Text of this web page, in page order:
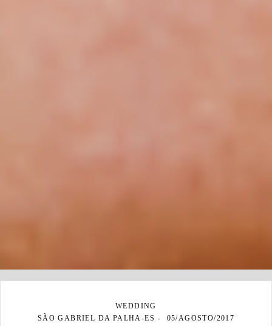
WEDDING
SÃO GABRIEL DA PALHA-ES
05/AGOSTO/2017